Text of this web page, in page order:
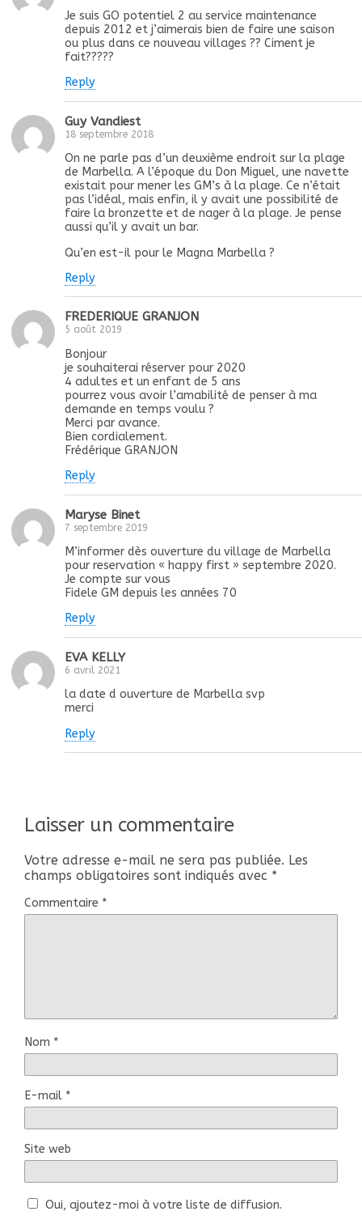
Je suis GO potentiel 2 au service maintenance
depuis 2012 et j’aimerais bien de faire une saison
ou plus dans ce nouveau villages ?? Ciment je
fait?????
Reply
Guy Vandiest
18 septembre 2018
On ne parle pas d’un deuxième endroit sur la plage
de Marbella. A l’époque du Don Miguel, une navette
existait pour mener les GM’s à la plage. Ce n’était
pas l’idéal, mais enfin, il y avait une possibilité de
faire la bronzette et de nager à la plage. Je pense
aussi qu’il y avait un bar.
Qu’en est-il pour le Magna Marbella ?
Reply
FREDERIQUE GRANJON
5 août 2019
Bonjour
je souhaiterai réserver pour 2020
4 adultes et un enfant de 5 ans
pourrez vous avoir l’amabilité de penser à ma
demande en temps voulu ?
Merci par avance.
Bien cordialement.
Frédérique GRANJON
Reply
Maryse Binet
7 septembre 2019
M’informer dès ouverture du village de Marbella
pour reservation « happy first » septembre 2020.
Je compte sur vous
Fidele GM depuis les années 70
Reply
EVA KELLY
6 avril 2021
la date d ouverture de Marbella svp
merci
Reply
Laisser un commentaire
Votre adresse e-mail ne sera pas publiée. Les
champs obligatoires sont indiqués avec *
Commentaire *
Nom *
E-mail *
Site web
Oui, ajoutez-moi à votre liste de diffusion.